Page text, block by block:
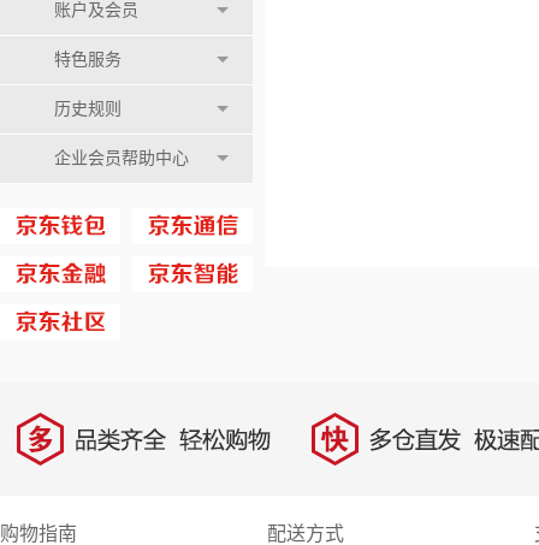
账户及会员
特色服务
历史规则
企业会员帮助中心
多 品类齐全，轻松购物 快 多仓直发，极速配
购物指南 配送方式